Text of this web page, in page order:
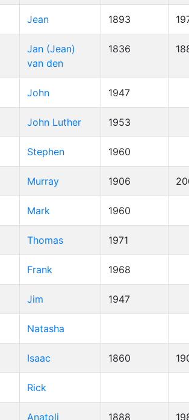
Jean 1893
Jan (Jean)
van den
1836
John 1947
John Luther 1953
Stephen 1960
Murray 1906
Mark 1960
Thomas 1971
Frank 1968
Jim 1947
Natasha
Isaac 1860
Rick
Anatoli
1888